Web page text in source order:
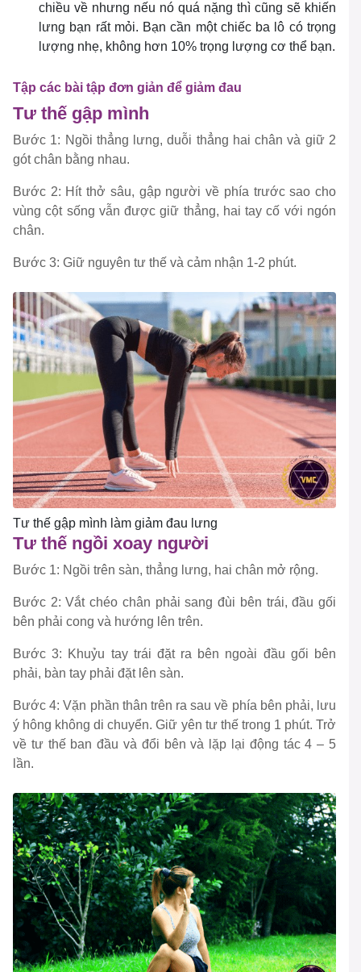
chiều về nhưng nếu nó quá nặng thì cũng sẽ khiến
lưng bạn rất mỏi. Bạn cần một chiếc ba lô có trọng
lượng nhẹ, không hơn 10% trọng lượng cơ thể bạn.
Tập các bài tập đơn giản để giảm đau
Tư thế gập mình
Bước 1: Ngồi thẳng lưng, duỗi thẳng hai chân và giữ 2
gót chân bằng nhau.
Bước 2: Hít thở sâu, gập người về phía trước sao cho
vùng cột sống vẫn được giữ thẳng, hai tay cố với ngón
chân.
Bước 3: Giữ nguyên tư thế và cảm nhận 1-2 phút.
Tư thế gập mình làm giảm đau lưng
Tư thế ngồi xoay người
Bước 1: Ngồi trên sàn, thẳng lưng, hai chân mở rộng.
Bước 2: Vắt chéo chân phải sang đùi bên trái, đầu gối
bên phải cong và hướng lên trên.
Bước 3: Khuỷu tay trái đặt ra bên ngoài đầu gối bên
phải, bàn tay phải đặt lên sàn.
Bước 4: Vặn phần thân trên ra sau về phía bên phải, lưu
ý hông không di chuyển. Giữ yên tư thế trong 1 phút. Trở
về tư thế ban đầu và đổi bên và lặp lại động tác 4 – 5
lần.